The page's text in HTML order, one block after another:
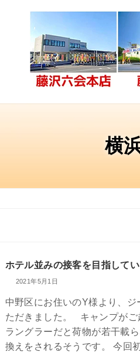
横
ホテル並みの接客を目指して
2021年5月1日
中野区にお住いのY様より、
ただきました。 キャンプがご
ラングラーだと荷物が若干載
換えをされるそうです。 今回